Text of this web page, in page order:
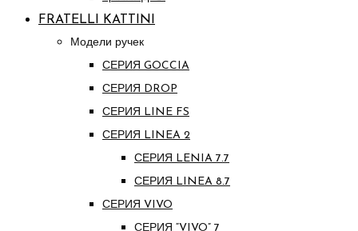
FRATELLI KATTINI
Модели ручек
СЕРИЯ GOCCIA
СЕРИЯ DROP
СЕРИЯ LINE FS
СЕРИЯ LINEA 2
СЕРИЯ LENIA 7.7
СЕРИЯ LINEA 8.7
СЕРИЯ VIVO
СЕРИЯ “VIVO” 7